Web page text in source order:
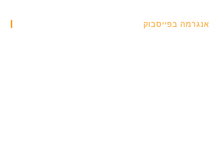
אנגרמה בפייסבוק